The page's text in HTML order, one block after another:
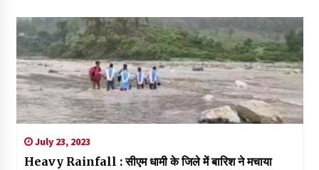
July 23, 2023
Heavy Rainfall : सीएम धामी के जिले में बारिश ने मचाया